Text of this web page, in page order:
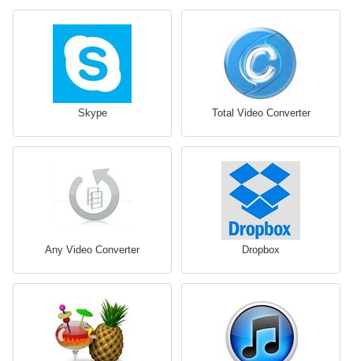
Skype Total Video Converter
Any Video Converter Dropbox